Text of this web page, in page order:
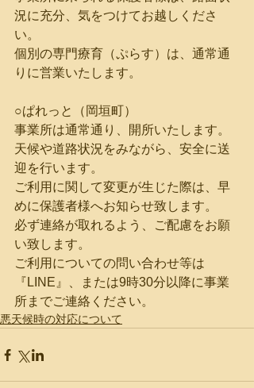
況に充分、気をつけてお越しくださ
い。
個別の専門療育（ぷらす）は、通常通
りに営業いたします。
○ぱれっと（岡垣町）
事業所は通常通り、開所いたします。
天候や道路状況をみながら、安全に送
迎を行います。
ご利用に関して変更が生じた際は、早
めに保護者様へお知らせ致します。
必ず連絡が取れるよう、ご配慮をお願
い致します。
ご利用についての問い合わせ等は
『LINE』、または9時30分以降に事業
所までご連絡ください。
悪天候時の対応について